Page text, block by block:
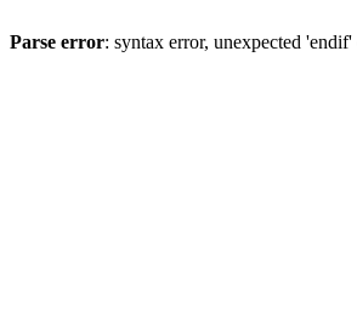
Parse error: syntax error, unexpected